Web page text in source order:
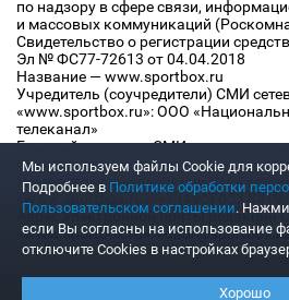
по надзору в сфере связи,
и массовых коммуникаций
Свидетельство о регистрации
Эл № ФС77-72613 от 04.04.2018
Название — www.sportbox.ru
Учредитель (соучредители) СМИ
«www.sportbox.ru»: ООО
телеканал»
Главный редактор СМИ сетевого
Конов В.А.
Номер телефона редакции СМИ
«www.sportbox.ru»: +7 (495) 653 8419
Адрес электронной почты редакции
«www.sportbox.ru»: editor@sportbox.ru
Мы используем файлы Сookie для
Подробнее в Политике обработки
Пользовательском соглашении.
если Вы согласны на использование
отключите Cookies в настройках
Хорошо